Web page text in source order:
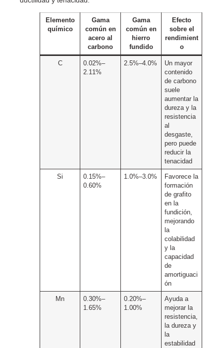
Elemento
químico
Gama
común en
acero al
carbono
Gama
común en
hierro
fundido
Efecto
sobre el
rendimient
o
C
0.02%–
2.11%
2.5%–4.0%
Un mayor
contenido
de carbono
suele
aumentar la
dureza y la
resistencia
al
desgaste,
pero puede
reducir la
tenacidad
Si
0.15%–
0.60%
1.0%–3.0%
Favorece la
formación
de grafito
en la
fundición,
mejorando
la
colabilidad
y la
capacidad
de
amortiguaci
ón
Mn
0.30%–
1.65%
0.20%–
1.00%
Ayuda a
mejorar la
resistencia,
la dureza y
la
estabilidad